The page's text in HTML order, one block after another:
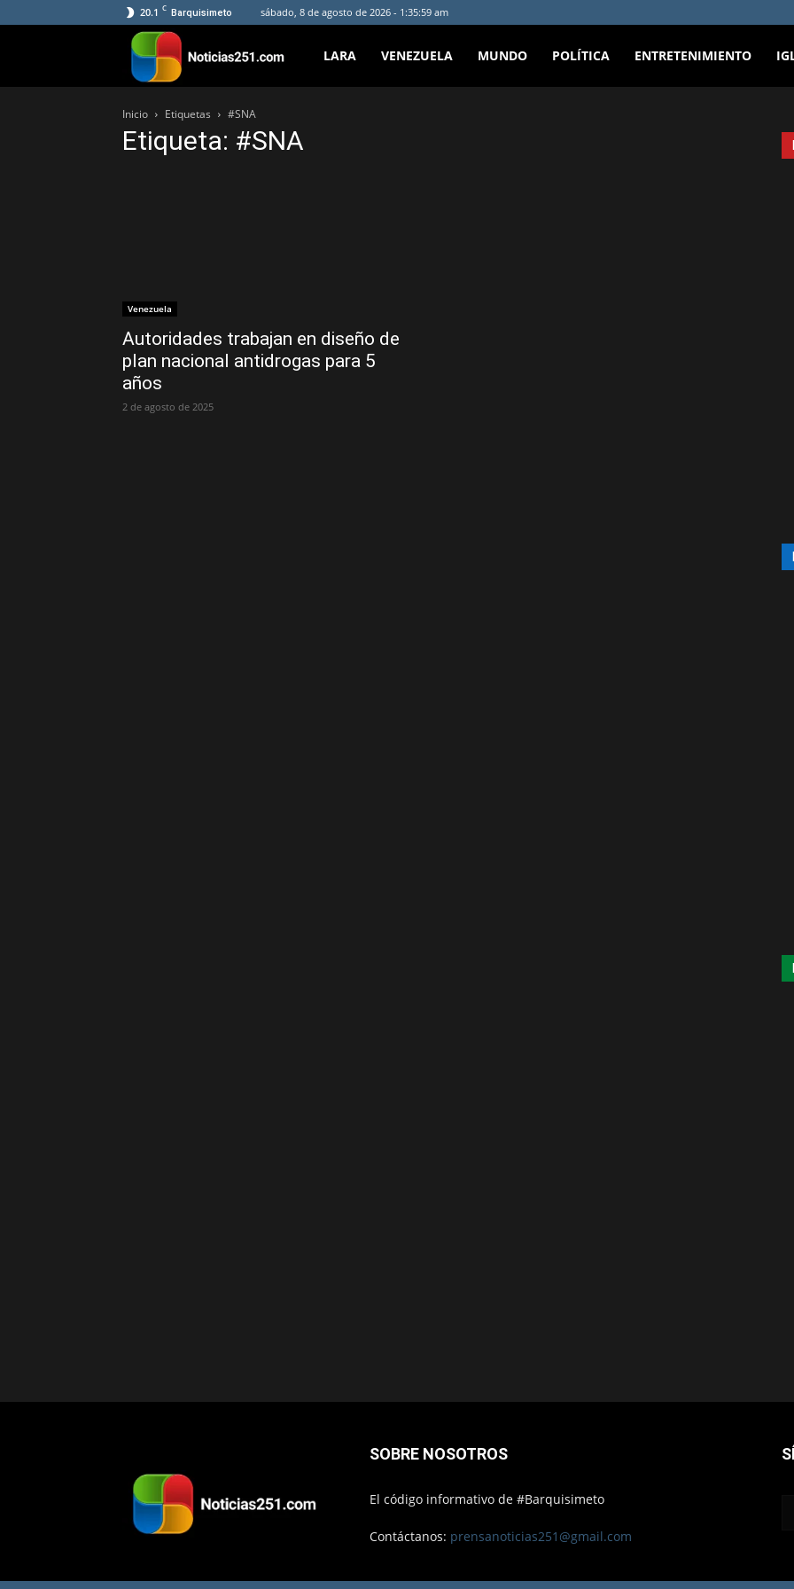
20.1 C Barquisimeto sábado, 8 de agosto de 2026 - 1:35:59 am
Noticias251
LARA VENEZUELA MUNDO POLÍTICA ENTRETENIMIENTO
Inicio Etiquetas #SNA
Etiqueta: #SNA
Venezuela
Autoridades trabajan en diseño de
plan nacional antidrogas para 5
años
2 de agosto de 2025
SOBRE NOSOTROS
El código informativo de #Barquisimeto
Contáctanos: prensanoticias251@gmail.com